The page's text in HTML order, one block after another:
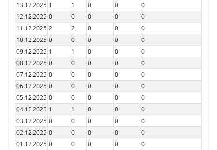
13.12.2025 1 1 0 0
0
12.12.2025 0 0 0 0
0
11.12.2025 2 2 0 0
0
10.12.2025 0 0 0 0
0
09.12.2025 1 1 0 0
0
08.12.2025 0 0 0 0
0
07.12.2025 0 0 0 0
0
06.12.2025 0 0 0 0
0
05.12.2025 0 0 0 0
0
04.12.2025 1 1 0 0
0
03.12.2025 0 0 0 0
0
02.12.2025 0 0 0 0
0
01.12.2025 0 0 0 0
0